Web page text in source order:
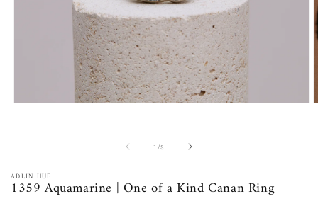
メ
デ
1 /の3
ADLIN HUE
1359 Aquamarine | One of a Kind Canan Ring